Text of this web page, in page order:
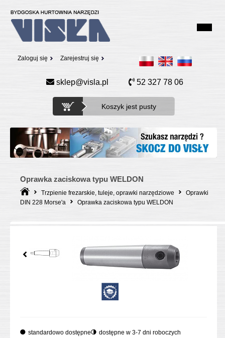
Zarejestruj się
Zaloguj się
sklep@visla.pl 52 327 78 06
Koszyk jest pusty
Oprawka zaciskowa typu WELDON
Trzpienie frezarskie, tuleje, oprawki narzędziowe
Oprawki
DIN 228 Morse'a
Oprawka zaciskowa typu WELDON
standardowo dostępne
dostępne w 3-7 dni roboczych